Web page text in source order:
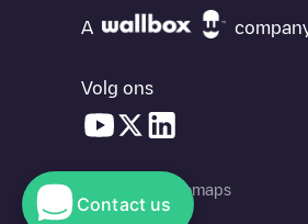
A
Volg ons
© 2026 Electromaps
Contact us